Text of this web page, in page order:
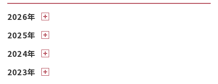
2026年
2025年
2024年
2023年